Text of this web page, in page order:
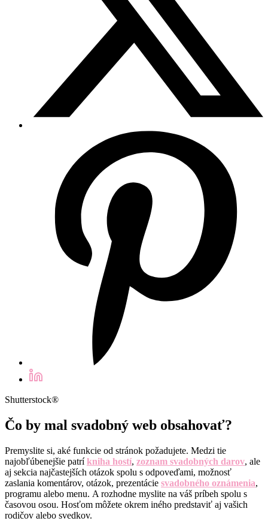
Shutterstock®
Čo by mal svadobný web obsahovať?
Premyslite si, aké funkcie od stránok požadujete. Medzi tie
najobľúbenejšie patríkniha hostí, zoznam svadobných darov, ale
aj sekcia najčastejších otázok spolu s odpoveďami, možnosť
zaslania komentárov, otázok, prezentácie svadobného oznámenia,
programu alebo menu. A rozhodne myslite na váš príbeh spolu s
časovou osou. Hosťom môžete okrem iného predstaviť aj vašich
rodičov alebo svedkov.